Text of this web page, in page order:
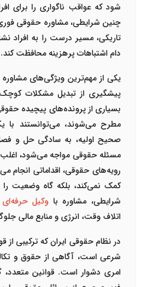
شود که عواقب ناگواری را برای
چنین شرایطی، مشاوره حقوقی
تاریکی، مسیر درست را به افراد
دام اشتباهات پرهزینه محافظت کند.
یکی از مهم‌ترین ویژگی‌های
پیشگیری از تبدیل مشکلات
بسیاری از پرونده‌های پیچیده
مطرح می‌شوند، می‌توانستند با
صحیح اولیه، به سادگی حل و
مسئله حقوقی مواجه می‌شود، اغلب
رویه‌های حقوقی، اقداماتی انجام
کمک نمی‌کند، بلکه گاه وضعیت
شرایطی، مشاوره با وکیل حرفه‌ای
اتلاف وقت، انرژی و منابع مالی
در نظام حقوقی ایران که ترکیبی از
شرعی است، آگاهی از حقوق و
امری دشوار است. قوانین متعدد،